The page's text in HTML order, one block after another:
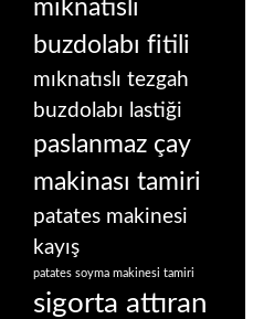
mıknatıslı
buzdolabı fitili
mıknatıslı tezgah
buzdolabı lastiği
paslanmaz çay
makinası tamiri
patates makinesi
kayış
patates soyma makinesi tamiri
sigorta attıran